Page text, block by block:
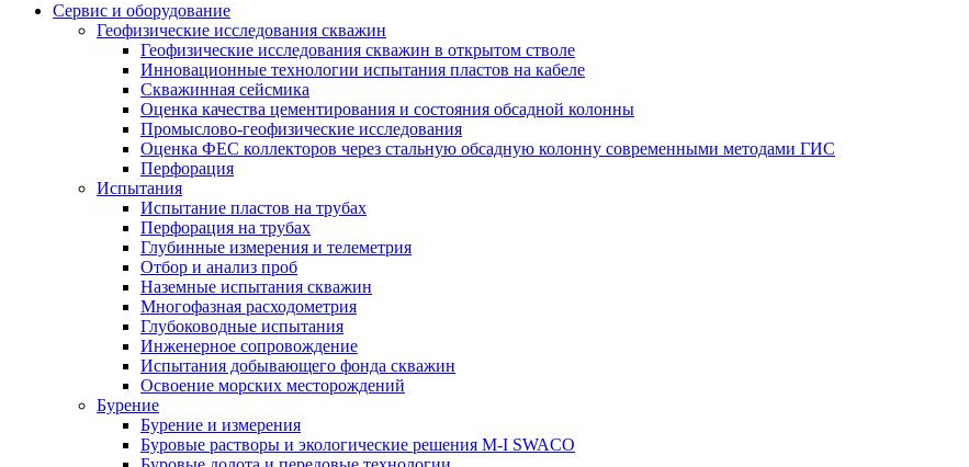
Сервис и оборудование
Геофизические исследования скважин
Геофизические исследования скважин в открытом стволе
Инновационные технологии испытания пластов на кабеле
Скважинная сейсмика
Оценка качества цементирования и состояния обсадной колонны
Промыслово-геофизические исследования
Оценка ФЕС коллекторов через стальную обсадную колонну современными методами ГИС
Перфорация
Испытания
Испытание пластов на трубах
Перфорация на трубах
Глубинные измерения и телеметрия
Отбор и анализ проб
Наземные испытания скважин
Многофазная расходометрия
Глубоководные испытания
Инженерное сопровождение
Испытания добывающего фонда скважин
Освоение морских месторождений
Бурение
Бурение и измерения
Буровые растворы и экологические решения M-I SWACO